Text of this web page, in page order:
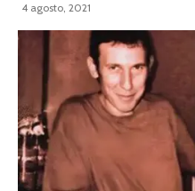
4 agosto, 2021